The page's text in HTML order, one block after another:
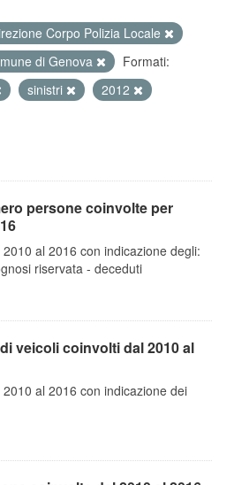
Corpo Polizia Locale
di Genova
Formati:
sinistri
2012
persone coinvolte per
al 2016 con indicazione degli:
riservata - deceduti
veicoli coinvolti dal 2010 al
al 2016 con indicazione dei